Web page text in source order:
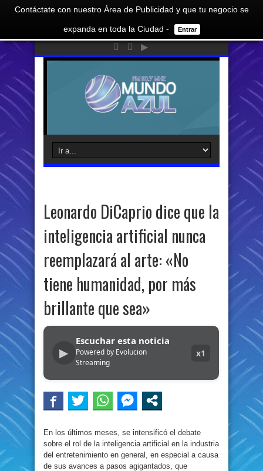
Contáctate con nuestro Área de Publicidad y que tu negocio se
expanda en toda la Ciudad - Entrar
Leonardo DiCaprio dice que la
inteligencia artificial nunca
reemplazará al arte: «No
tiene humanidad, por más
brillante que sea»
▶
Escuchar esta noticia
Powered by Evolucion
Streaming
x1
En los últimos meses, se intensificó el debate
sobre el rol de la inteligencia artificial en la industria
del entretenimiento en general, en especial a causa
de sus avances a pasos agigantados, que